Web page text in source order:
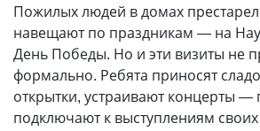
Пожилых людей в домах
навещают по праздникам — на
День Победы. Но и эти визиты не
формально. Ребята приносят
открытки, устраивают концерты —
подключают к выступлениям своих